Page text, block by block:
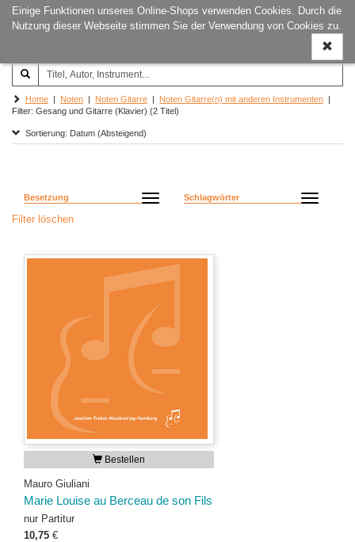
Einige Funktionen unseres Online-Shops verwenden Cookies. Durch die
Nutzung dieser Webseite stimmen Sie der Verwendung von Cookies zu.
ein-/
Joachim‐Trekel‐Musikverlag,
Hamburg
Home | Noten | Noten Gitarre | Noten Gitarre(n) mit anderen Instrumenten |
Filter: Gesang und Gitarre (Klavier) (2 Titel)
Sortierung: Datum (Absteigend)
Besetzung Schlagwörter
Filter löschen
Bestellen
Mauro Giuliani
Marie Louise au Berceau de son Fils
nur Partitur
10,75 €